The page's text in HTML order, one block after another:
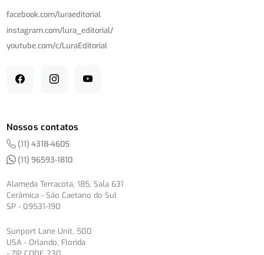
facebook.com/luraeditorial
instagram.com/lura_editorial/
youtube.com/c/LuraEditorial
Nossos contatos
(11) 4318-4605
(11) 96593-1810
Alameda Terracota, 185, Sala 631
Cerâmica - São Caetano do Sul
SP - 09531-190
Sunport Lane Unit, 500
USA - Orlando, Florida